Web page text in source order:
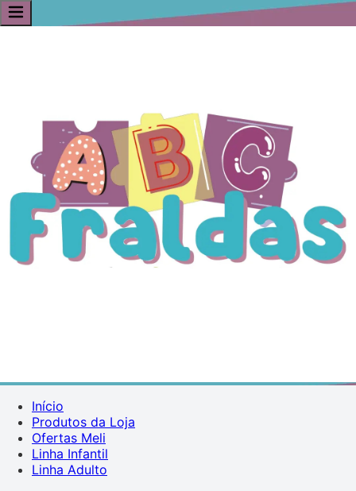
Início
Produtos da Loja
Ofertas Meli
Linha Infantil
Linha Adulto